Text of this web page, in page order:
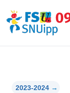
2023-2024 →